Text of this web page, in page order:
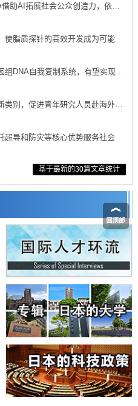
助AI拓展社会公众创造力，依托
使脂质探针的高效开发成为可能
组DNA自我复制系统，有望实现携
类别，促进青年研究人员赴海外开
超导和防灾等核心优势服务社会
强化碳固定酶，成功提高光合作用
枝杆菌生存的必需基因，首次揭示
——中央大学平野晋教授专访
取哪些措施？探讨土壤保护与强化
预测新方法，AI从分子排列信息中
保持危机感——中央大学平野晋教
质细胞包裹保护受损神经细胞的机
病疗法
基于最新的30篇文章统计